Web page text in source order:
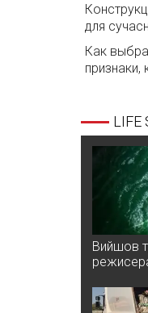
для
Как
признаки,
LIFE
Вийшов